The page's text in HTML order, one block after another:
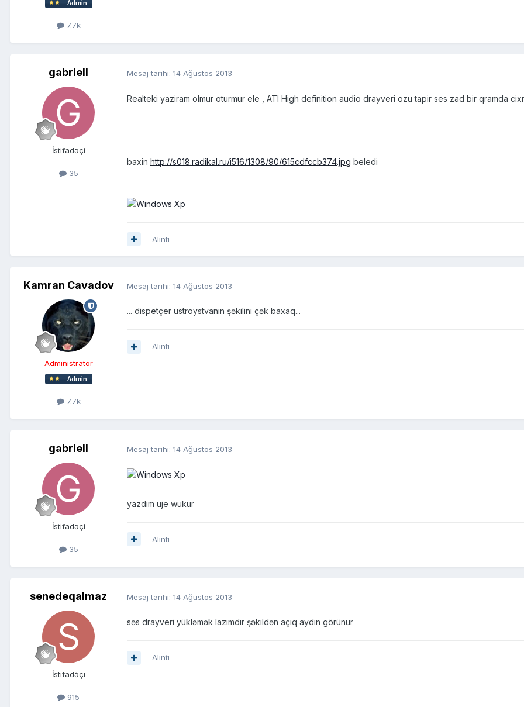
7.7k
gabriell
İstifadəçi
35
Mesaj tarihi: 14 Ağustos 2013
Realteki yaziram olmur oturmur ele , ATI High definition audio drayveri ozu tapir ses zad bir qramda
baxin http://s018.radikal.ru/i516/1308/90/615cdfccb374.jpg beledi
Alıntı
Kamran Cavadov
Administrator
7.7k
Mesaj tarihi: 14 Ağustos 2013
... dispetçer ustroystvanın şəkilini çək baxaq...
Alıntı
gabriell
İstifadəçi
35
Mesaj tarihi: 14 Ağustos 2013
yazdim uje wukur
Alıntı
senedeqalmaz
İstifadəçi
915
Mesaj tarihi: 14 Ağustos 2013
səs drayveri yükləmək lazımdır şəkildən açıq aydın görünür
Alıntı